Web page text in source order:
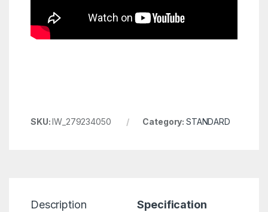
SKU:IW_279234050 Category: STANDARD
Description Specification